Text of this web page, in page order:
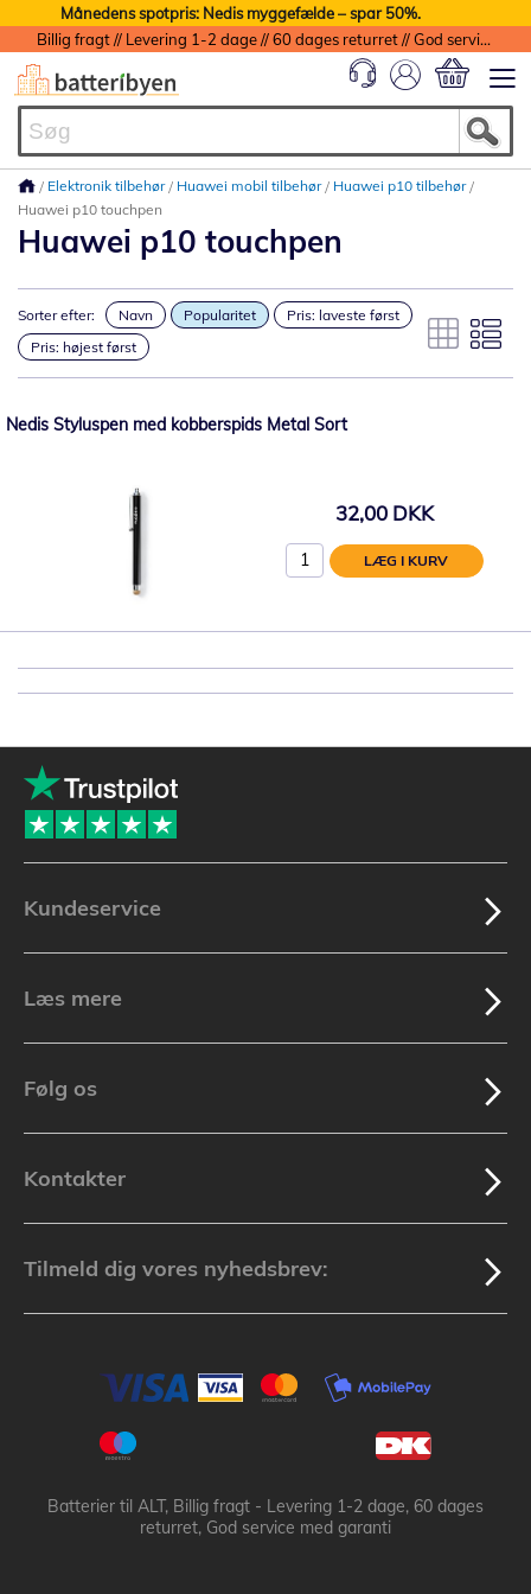
Månedens spotpris: Nedis myggefælde – spar 50%.
Billig fragt // Levering 1-2 dage // 60 dages returret // God service med garanti
Elektronik tilbehør Huawei mobil tilbehør
Huawei p10 tilbehør
Huawei p10 touchpen
Huawei p10 touchpen
Sorter efter: Navn Popularitet
Pris: laveste først
Pris: højest først
Nedis Styluspen med kobberspids Metal Sort
32,00 DKK
LÆG I KURV
Kundeservice
Læs mere
Følg os
Kontakter
Tilmeld dig vores nyhedsbrev:
Batterier til ALT, Billig fragt - Levering 1-2 dage, 60 dages
returret, God service med garanti